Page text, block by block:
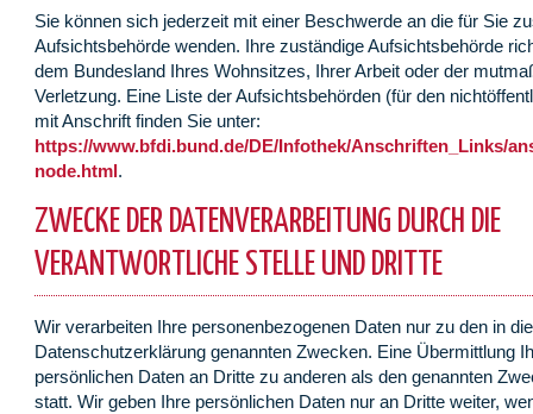
Sie können sich jederzeit mit einer Beschwerde an die für Sie
Aufsichtsbehörde wenden. Ihre zuständige Aufsichtsbehörde
dem Bundesland Ihres Wohnsitzes, Ihrer Arbeit oder der
Verletzung. Eine Liste der Aufsichtsbehörden (für den
mit Anschrift finden Sie unter:
https://www.bfdi.bund.de/DE/Infothek/Anschriften_Links/
node.html.
ZWECKE DER DATENVERARBEITUNG DURCH DIE
VERANTWORTLICHE STELLE UND DRITTE
Wir verarbeiten Ihre personenbezogenen Daten nur zu den in
Datenschutzerklärung genannten Zwecken. Eine Übermittlung
persönlichen Daten an Dritte zu anderen als den genannten
statt. Wir geben Ihre persönlichen Daten nur an Dritte weiter,